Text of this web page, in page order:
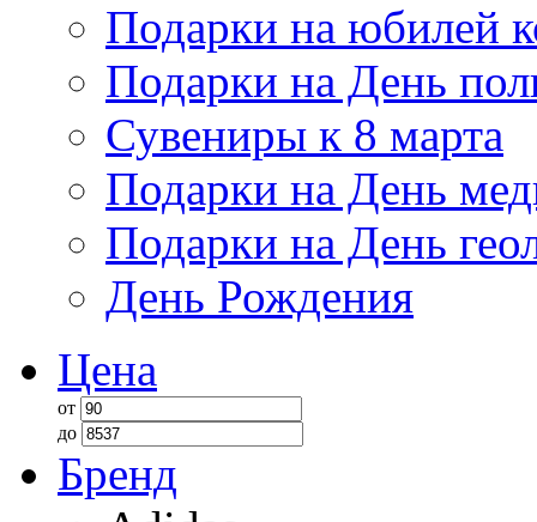
Подарки на юбилей
Подарки на День
Сувениры к 8 марта
Подарки на День
Подарки на День
День Рождения
Цена
от
до
Бренд